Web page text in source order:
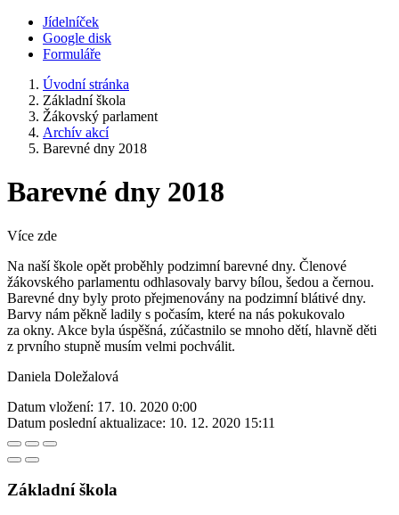
Jídelníček
Google disk
Formuláře
Úvodní stránka
Základní škola
Žákovský parlament
Archív akcí
Barevné dny 2018
Barevné dny 2018
Více zde
Na naší škole opět proběhly podzimní barevné dny. Členové
žákovského parlamentu odhlasovaly barvy bílou, šedou a černou.
Barevné dny byly proto přejmenovány na podzimní blátivé dny.
Barvy nám pěkně ladily s počasím, které na nás pokukovalo
za okny. Akce byla úspěšná, zúčastnilo se mnoho dětí, hlavně děti
z prvního stupně musím velmi pochválit.
Daniela Doležalová
Datum vložení: 17. 10. 2020 0:00
Datum poslední aktualizace: 10. 12. 2020 15:11
Základní škola